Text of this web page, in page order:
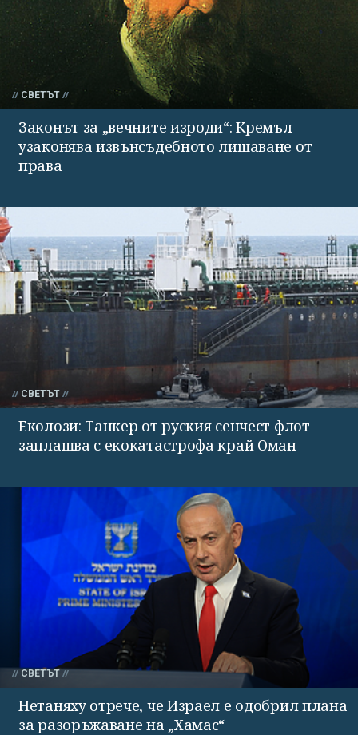
СВЕТЪТ
Законът за „вечните изроди“: Кремъл
узаконява извънсъдебното лишаване от
права
СВЕТЪТ
Еколози: Танкер от руския сенчест флот
заплашва с екокатастрофа край Оман
СВЕТЪТ
Нетаняху отрече, че Израел е одобрил плана
за разоръжаване на „Хамас“